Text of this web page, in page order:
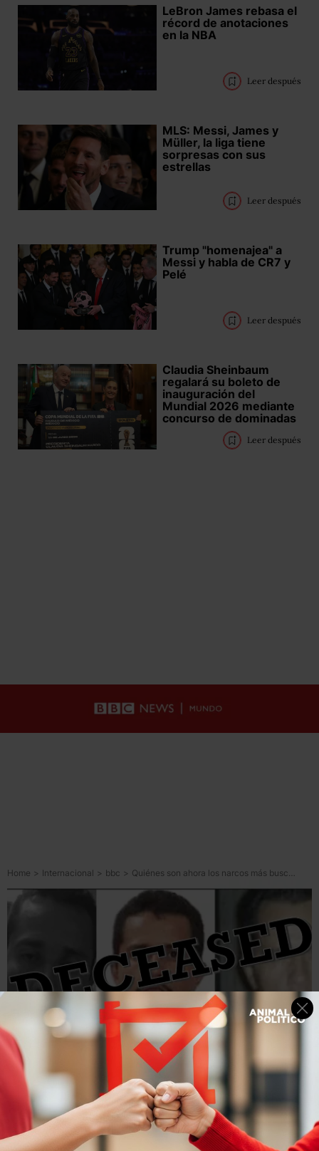
LeBron James rebasa el
récord de anotaciones
en la NBA
Leer después
MLS: Messi, James y
Müller, la liga tiene
sorpresas con sus
estrellas
Leer después
Trump "homenajea" a
Messi y habla de CR7 y
Pelé
Leer después
Claudia Sheinbaum
regalará su boleto de
inauguración del
Mundial 2026 mediante
concurso de dominadas
Leer después
Home > Internacional > bbc >